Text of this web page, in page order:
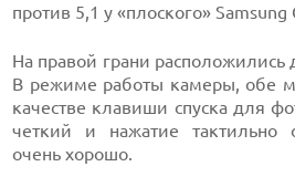
против 5,1 у «плоского» Samsung
На правой грани расположились
В режиме работы камеры, обе
качестве клавиши спуска для
четкий и нажатие тактильно
очень хорошо.